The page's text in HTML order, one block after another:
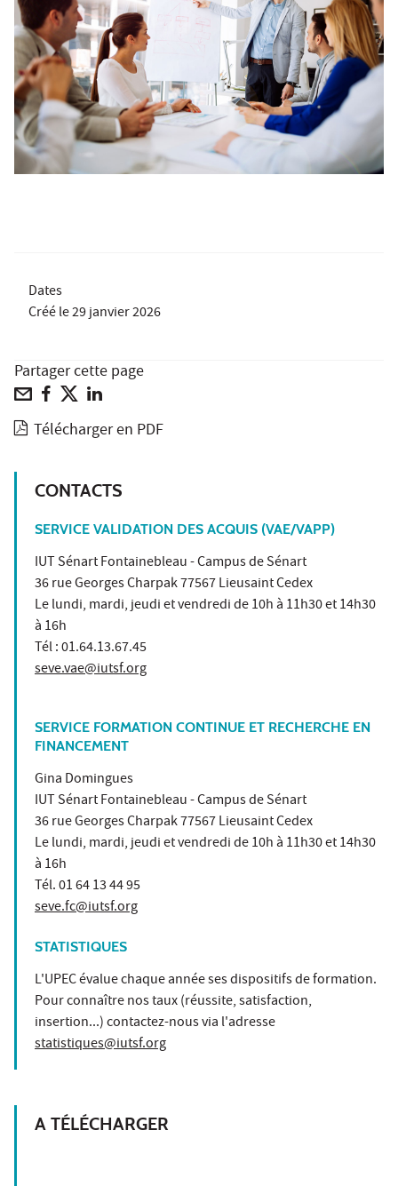
Dates
Créé le29 janvier 2026
Partager cette page
Télécharger en PDF
CONTACTS
SERVICE VALIDATION DES ACQUIS (VAE/VAPP)
IUT Sénart Fontainebleau - Campus de Sénart
36 rue Georges Charpak 77567 Lieusaint Cedex
Le lundi, mardi, jeudi et vendredi de 10h à 11h30 et 14h30
à 16h
Tél : 01.64.13.67.45
seve.vae@iutsf.org
SERVICE FORMATION CONTINUE ET RECHERCHE EN
FINANCEMENT
Gina Domingues
IUT Sénart Fontainebleau - Campus de Sénart
36 rue Georges Charpak 77567 Lieusaint Cedex
Le lundi, mardi, jeudi et vendredi de 10h à 11h30 et 14h30
à 16h
Tél. 01 64 13 44 95
seve.fc@iutsf.org
STATISTIQUES
L'UPEC évalue chaque année ses dispositifs de formation.
Pour connaître nos taux (réussite, satisfaction,
insertion...) contactez-nous via l'adresse
statistiques@iutsf.org
A TÉLÉCHARGER